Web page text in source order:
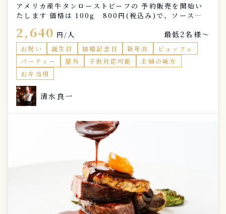
アメリカ産牛タンローストビーフの 予約販売を開始い
たします 価格は 100g 800円(税込み)で、ソース付
今月31日までに、DMにて。ご予約お願いいたします。
尚、冷凍保存も可能なので、取りに来られない方は 冷
凍保存しておきますので、お申し付けくださいませ。
2,640 円/人 最低2名様〜
お祝い 誕生日 結婚記念日 新年会
ビュッフェ
パーティー
屋外 子供対応可能
主婦の味方
お弁当用
清水良一